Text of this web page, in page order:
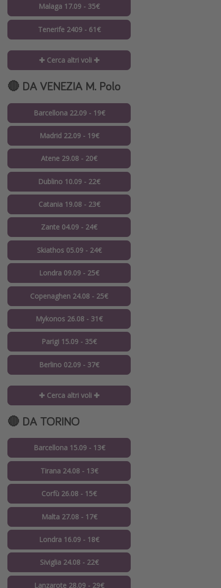
Malaga 17.09 - 35€
Tenerife 2409 - 61€
✚ Cerca altri voli ✚
🔴 DA VENEZIA M. Polo
Barcellona 22.09 - 19€
Madrid 22.09 - 19€
Atene 29.08 - 20€
Dublino 10.09 - 22€
Catania 19.08 - 23€
Zante 04.09 - 24€
Skiathos 05.09 - 24€
Londra 09.09 - 25€
Copenaghen 24.08 - 25€
Mykonos 26.08 - 31€
Parigi 15.09 - 35€
Berlino 02.09 - 37€
✚ Cerca altri voli ✚
🔴 DA TORINO
Barcellona 15.09 - 13€
Tirana 24.08 - 13€
Corfù 26.08 - 15€
Malta 27.08 - 17€
Londra 16.09 - 18€
Siviglia 24.08 - 22€
Lanzarote 28.09 - 29€